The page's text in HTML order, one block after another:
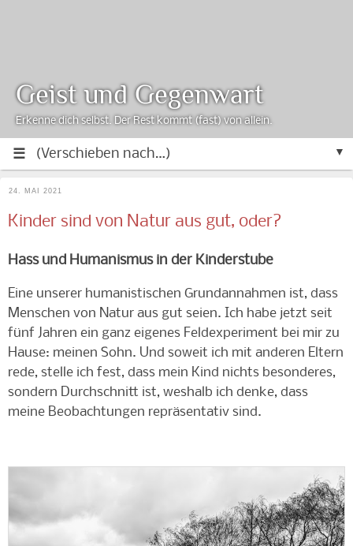
▼
Geist und Gegenwart
Erkenne dich selbst. Der Rest kommt (fast) von allein.
24. MAI 2021
Kinder sind von Natur aus gut, oder?
Hass und Humanismus in der Kinderstube
Eine unserer humanistischen Grundannahmen ist, dass
Menschen von Natur aus gut seien. Ich habe jetzt seit
fünf Jahren ein ganz eigenes Feldexperiment bei mir zu
Hause: meinen Sohn. Und soweit ich mit anderen Eltern
rede, stelle ich fest, dass mein Kind nichts besonderes,
sondern Durchschnitt ist, weshalb ich denke, dass
meine Beobachtungen repräsentativ sind.